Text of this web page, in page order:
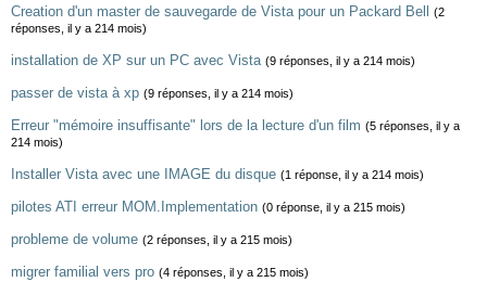
Creation d'un master de sauvegarde de Vista pour un Packard Bell
(2
réponses, il y a 214 mois)
installation de XP sur un PC avec Vista (9 réponses, il y a 214 mois)
passer de vista à xp (9 réponses, il y a 214 mois)
Erreur "mémoire insuffisante" lors de la lecture d'un film (5 réponses, il y a
214 mois)
Installer Vista avec une IMAGE du disque (1 réponse, il y a 214 mois)
pilotes ATI erreur MOM.Implementation (0 réponse, il y a 215 mois)
probleme de volume (2 réponses, il y a 215 mois)
migrer familial vers pro (4 réponses, il y a 215 mois)